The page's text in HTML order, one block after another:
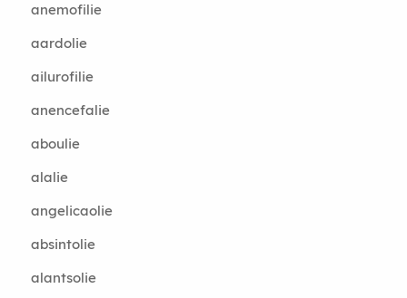
anemofilie
aardolie
ailurofilie
anencefalie
aboulie
alalie
angelicaolie
absintolie
alantsolie